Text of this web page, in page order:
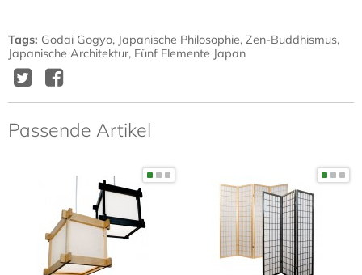
Tags: Godai Gogyo, Japanische Philosophie, Zen-Buddhismus,
Japanische Architektur, Fünf Elemente Japan
TwitterFacebook
Passende Artikel